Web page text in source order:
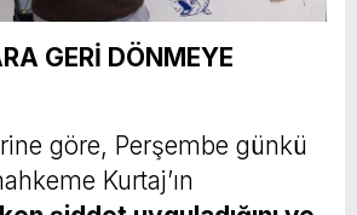
GERİ DÖNMEYE
göre, Perşembe günkü
Kurtaj’ın